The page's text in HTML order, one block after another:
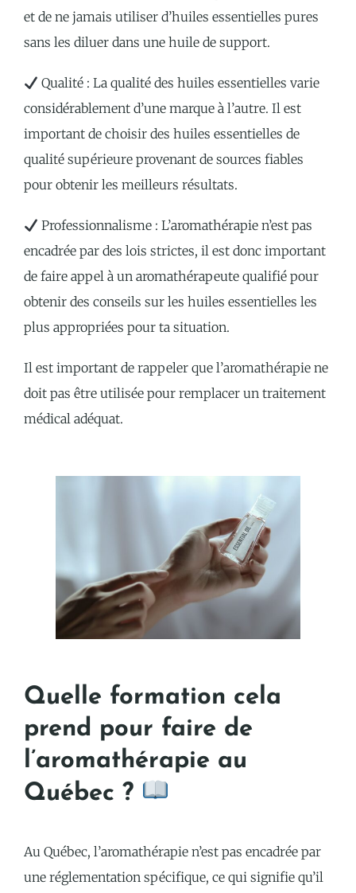
et de ne jamais utiliser d’huiles essentielles pures
sans les diluer dans une huile de support.
Qualité : La qualité des huiles essentielles varie
considérablement d’une marque à l’autre. Il est
important de choisir des huiles essentielles de
qualité supérieure provenant de sources fiables
pour obtenir les meilleurs résultats.
Professionnalisme : L’aromathérapie n’est pas
encadrée par des lois strictes, il est donc important
de faire appel à un aromathérapeute qualifié pour
obtenir des conseils sur les huiles essentielles les
plus appropriées pour ta situation.
Il est important de rappeler que l’aromathérapie ne
doit pas être utilisée pour remplacer un traitement
médical adéquat.
Quelle formation cela
prend pour faire de
l’aromathérapie au
Québec ?
Au Québec, l’aromathérapie n’est pas encadrée par
une réglementation spécifique, ce qui signifie qu’il